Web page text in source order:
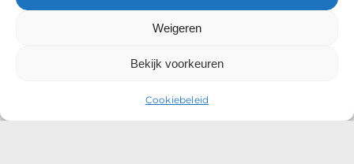
Weigeren
Bekijk voorkeuren
Cookiebeleid